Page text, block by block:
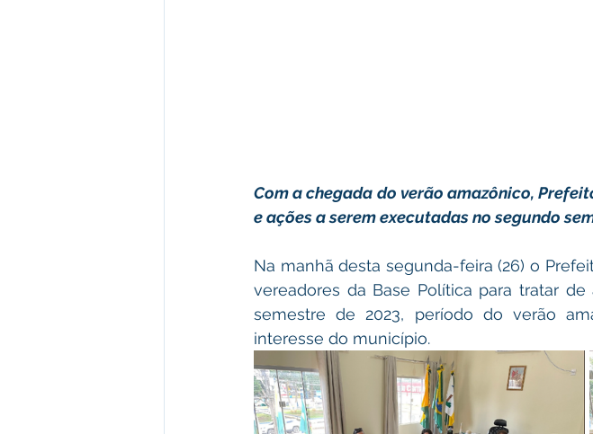
Com a chegada do verão amazônico,
e ações a serem executadas no segundo
Na manhã desta segunda-feira (26) o
vereadores da Base Política para tratar
semestre de 2023, período do verão
interesse do município.